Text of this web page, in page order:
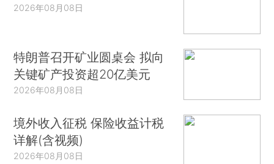
2026年08月08日
特朗普召开矿业圆桌会 拟向
关键矿产投资超20亿美元
2026年08月08日
境外收入征税 保险收益计税
详解(含视频)
2026年08月08日